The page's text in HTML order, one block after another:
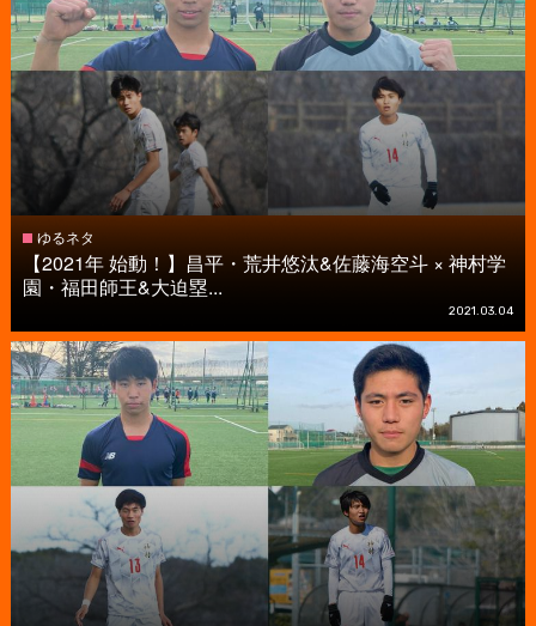
ゆるネタ
【2021年 始動！】昌平・荒井悠汰&佐藤海空斗 × 神村学
園・福田師王&大迫塁...
2021.03.04